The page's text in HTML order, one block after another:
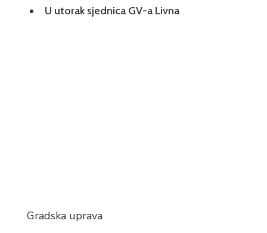
U utorak sjednica GV-a Livna
Gradska uprava